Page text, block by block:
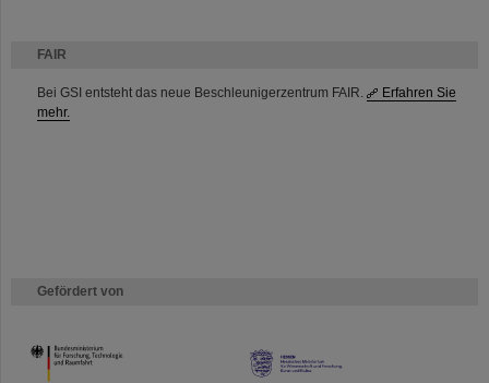
FAIR
Bei GSI entsteht das neue Beschleunigerzentrum FAIR.
Erfahren Sie
mehr.
Gefördert von
HMWK